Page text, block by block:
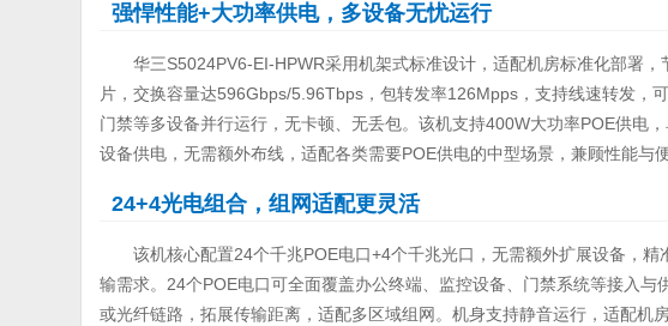
强悍性能+大功率供电，多设备无忧运行
华三S5024PV6-EI-HPWR采用机架式标准设计，适配机房标准化部署
片，交换容量达596Gbps/5.96Tbps，包转发率126Mpps，支持线速转发，
门禁等多设备并行运行，无卡顿、无丢包。该机支持400W大功率POE供电
设备供电，无需额外布线，适配各类需要POE供电的中型场景，兼顾性能与便
24+4光电组合，组网适配更灵活
该机核心配置24个千兆POE电口+4个千兆光口，无需额外扩展设备，
输需求。24个POE电口可全面覆盖办公终端、监控设备、门禁系统等接入与
或光纤链路，拓展传输距离，适配多区域组网。机身支持静音运行，适配机